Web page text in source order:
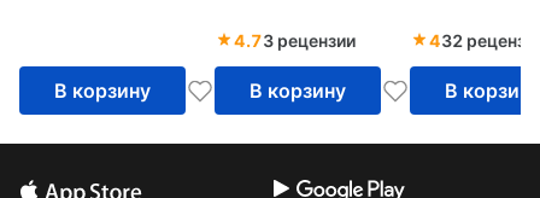
В корзину
начинается в мозге
4.73 рецензии
В корзину
432
В корзину